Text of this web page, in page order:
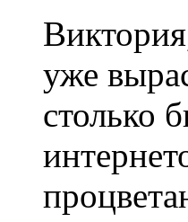
уже
столько